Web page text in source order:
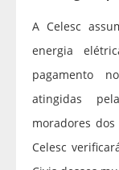
A Celesc
energia
pagamento
atingidas
moradores
Celesc